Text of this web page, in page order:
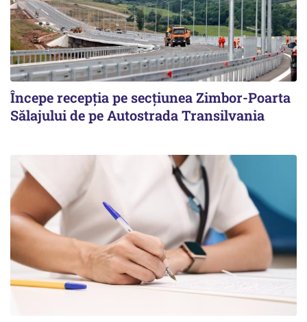
Începe recepţia pe secţiunea Zimbor-Poarta
Sălajului de pe Autostrada Transilvania